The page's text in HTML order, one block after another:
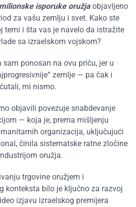
isporuke oružjaobjavljeno
za vašu zemlju i svet. Kako ste
temi i šta vas je navelo da istražite
sa izraelskom vojskom?
sam ponosan na ovu priču, jer u
zemlje — pa čak i
mi nismo.
objavili povezuje snabdevanje
— koja je, prema mišljenju
organizacija, uključujući
činila sistematske ratne zločine
oružja.
trgovine oružjem i
konteksta bilo je ključno za razvoj
izjavu izraelskog premijera